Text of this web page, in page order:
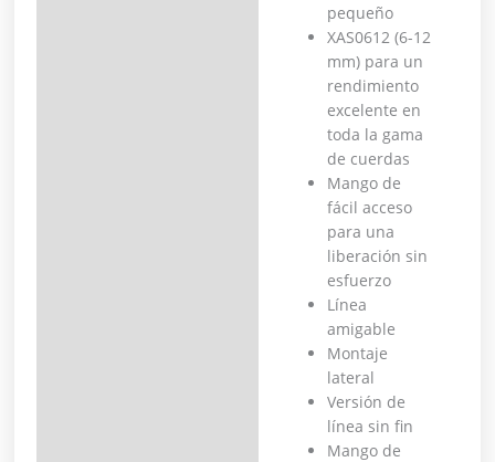
pequeño
XAS0612 (6-12
mm) para un
rendimiento
excelente en
toda la gama
de cuerdas
Mango de
fácil acceso
para una
liberación sin
esfuerzo
Línea
amigable
Montaje
lateral
Versión de
línea sin fin
Mango de